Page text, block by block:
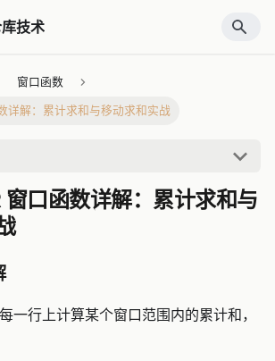
技术
窗口函数
详解：累计求和与移动求和实战
口函数详解：累计求和与
一行上计算某个窗口范围内的累计和，